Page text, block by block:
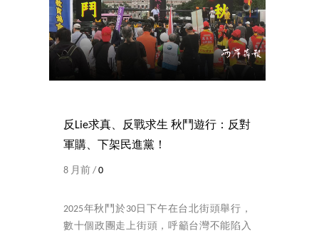
反Lie求真、反戰求生 秋鬥遊行：反對
軍購、下架民進黨！
8 月前 / 0
2025年秋鬥於30日下午在台北街頭舉行，
數十個政團走上街頭，呼籲台灣不能陷入